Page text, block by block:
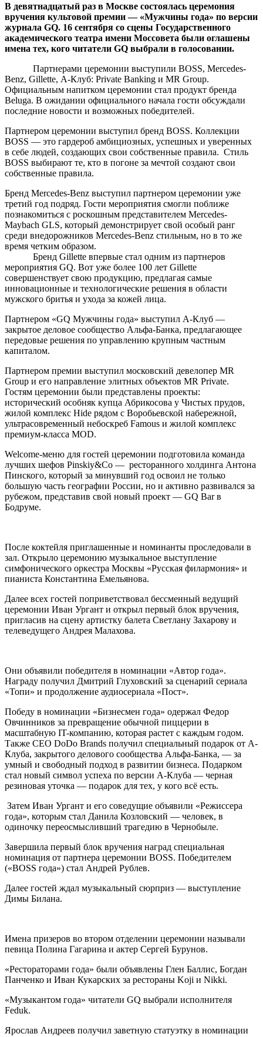
В девятнадцатый раз в Москве состоялась церемония
вручения культовой премии — «Мужчины года» по версии
журнала GQ. 16 сентября со сцены Государственного
академического театра имени Моссовета были оглашены
имена тех, кого читатели GQ выбрали в голосовании.
Партнерами церемонии выступили BOSS, Mercedes-
Benz, Gillette, А-Клуб: Private Banking и MR Group.
Официальным напитком церемонии стал продукт бренда
Beluga. В ожидании официального начала гости обсуждали
последние новости и возможных победителей.
Партнером церемонии выступил бренд BOSS. Коллекции
BOSS — это гардероб амбициозных, успешных и уверенных
в себе людей, создающих свои собственные правила. Стиль
BOSS выбирают те, кто в погоне за мечтой создают свои
собственные правила.
Бренд Mercedes-Benz выступил партнером церемонии уже
третий год подряд. Гости мероприятия смогли поближе
познакомиться с роскошным представителем Mercedes-
Maybach GLS, который демонстрирует свой особый ранг
среди внедорожников Mercedes-Benz стильным, но в то же
время четким образом.
Бренд Gillette впервые стал одним из партнеров
мероприятия GQ. Вот уже более 100 лет Gillette
совершенствует свою продукцию, предлагая самые
инновационные и технологические решения в области
мужского бритья и ухода за кожей лица.
Партнером «GQ Мужчины года» выступил А-Клуб —
закрытое деловое сообщество Альфа-Банка, предлагающее
передовые решения по управлению крупным частным
капиталом.
Партнером премии выступил московский девелопер MR
Group и его направление элитных объектов MR Private.
Гостям церемонии были представлены проекты:
исторический особняк купца Абрикосова у Чистых прудов,
жилой комплекс Hide рядом с Воробьевской набережной,
ультрасовременный небоскреб Famous и жилой комплекс
премиум-класса MOD.
Welcome-меню для гостей церемонии подготовила команда
лучших шефов Pinskiy&Co — ресторанного холдинга Антона
Пинского, который за минувший год освоил не только
большую часть географии России, но и активно развивался за
рубежом, представив свой новый проект — GQ Bar в
Бодруме.
После коктейля приглашенные и номинанты проследовали в
зал. Открыло церемонию музыкальное выступление
симфонического оркестра Москвы «Русская филармония» и
пианиста Константина Емельянова.
Далее всех гостей поприветствовал бессменный ведущий
церемонии Иван Ургант и открыл первый блок вручения,
пригласив на сцену артистку балета Светлану Захарову и
телеведущего Андрея Малахова.
Они объявили победителя в номинации «Автор года».
Награду получил Дмитрий Глуховский за сценарий сериала
«Топи» и продолжение аудиосериала «Пост».
Победу в номинации «Бизнесмен года» одержал Федор
Овчинников за превращение обычной пиццерии в
масштабную IT-компанию, которая растет с каждым годом.
Также СЕО DoDo Brands получил специальный подарок от А-
Клуба, закрытого делового сообщества Альфа-Банка, — за
умный и свободный подход в развитии бизнеса. Подарком
стал новый символ успеха по версии А-Клуба — черная
резиновая уточка — подарок для тех, у кого всё есть.
Затем Иван Ургант и его соведущие объявили «Режиссера
года», которым стал Данила Козловский — человек, в
одиночку переосмысливший трагедию в Чернобыле.
Завершила первый блок вручения наград специальная
номинация от партнера церемонии BOSS. Победителем
(«BOSS года») стал Андрей Рублев.
Далее гостей ждал музыкальный сюрприз — выступление
Димы Билана.
Имена призеров во втором отделении церемонии называли
певица Полина Гагарина и актер Сергей Бурунов.
«Рестораторами года» были объявлены Глен Баллис, Богдан
Панченко и Иван Кукарских за рестораны Koji и Nikki.
«Музыкантом года» читатели GQ выбрали исполнителя
Feduk.
Ярослав Андреев получил заветную статуэтку в номинации